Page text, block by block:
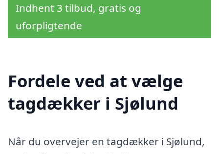
Indhent 3 tilbud, gratis og
uforpligtende
Fordele ved at vælge
tagdækker i Sjølund
Når du overvejer en tagdækker i Sjølund,